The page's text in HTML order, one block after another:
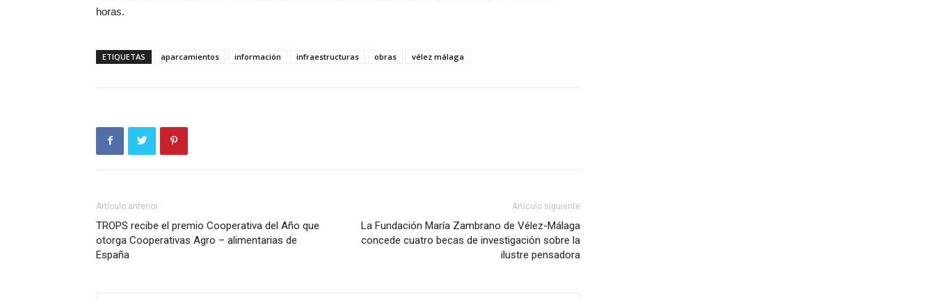
horas.
ETIQUETAS aparcamientos información infraestructuras obras vélez málaga
Artículo anterior
TROPS recibe el premio Cooperativa del Año que
otorga Cooperativas Agro – alimentarias de
España
Artículo siguiente
La Fundación María Zambrano de Vélez-Málaga
concede cuatro becas de investigación sobre la
ilustre pensadora